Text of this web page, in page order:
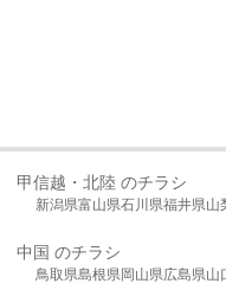
甲信越・北陸 のチラシ
新潟県富山県石川県福井県山
中国 のチラシ
鳥取県島根県岡山県広島県山